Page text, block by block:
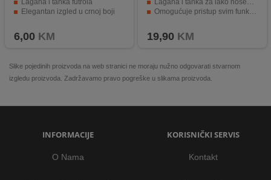
Lagana i tanka futrola
Elegantan izgled u crnoj boji
6,00 KM
Lagana i tanka za lako nošenje.
Omogućuje pristup svim funkcijama telefona.
19,90 KM
Slike pojedinih proizvoda na web stranici ne moraju nužno odgovarati stvarnom
izgledu proizvoda. Zadržavamo pravo pogreške u slikama proizvoda.
INFORMACIJE
O Nama
KORISNIČKI SERVIS
Kontakt